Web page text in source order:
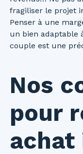
fragiliser le projet
Penser à une
un bien adaptable
couple est une
Nos
pour
achat